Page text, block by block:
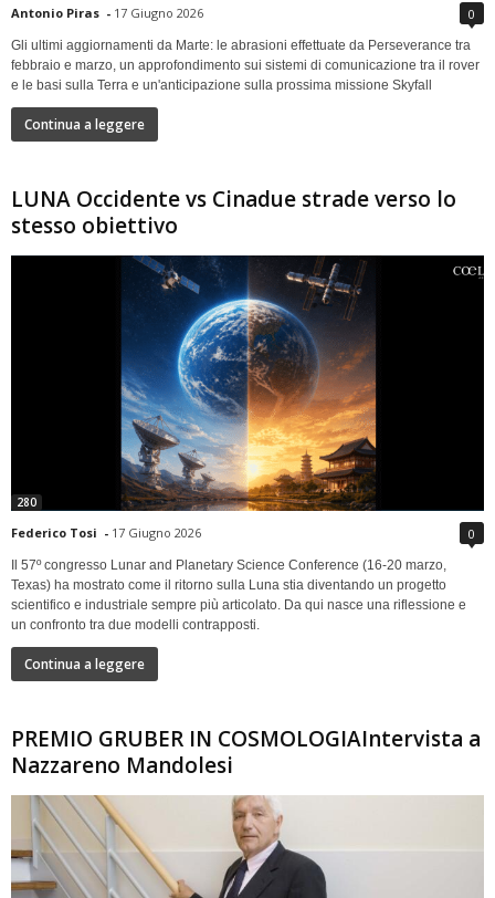
Antonio Piras - 17 Giugno 2026 0
Gli ultimi aggiornamenti da Marte: le abrasioni effettuate da Perseverance tra
febbraio e marzo, un approfondimento sui sistemi di comunicazione tra il rover
e le basi sulla Terra e un'anticipazione sulla prossima missione Skyfall
Continua a leggere
LUNA Occidente vs Cinadue strade verso lo
stesso obiettivo
280
Federico Tosi - 17 Giugno 2026 0
Il 57º congresso Lunar and Planetary Science Conference (16-20 marzo,
Texas) ha mostrato come il ritorno sulla Luna stia diventando un progetto
scientifico e industriale sempre più articolato. Da qui nasce una riflessione e
un confronto tra due modelli contrapposti.
Continua a leggere
PREMIO GRUBER IN COSMOLOGIAIntervista a
Nazzareno Mandolesi